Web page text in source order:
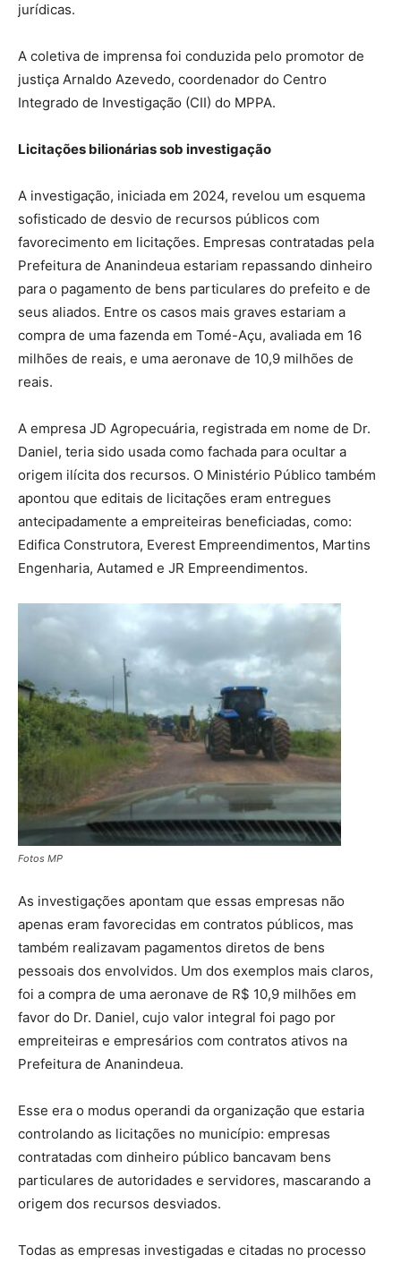
jurídicas.
A coletiva de imprensa foi conduzida pelo promotor de
justiça Arnaldo Azevedo, coordenador do Centro
Integrado de Investigação (CII) do MPPA.
Licitações bilionárias sob investigação
A investigação, iniciada em 2024, revelou um esquema
sofisticado de desvio de recursos públicos com
favorecimento em licitações. Empresas contratadas pela
Prefeitura de Ananindeua estariam repassando dinheiro
para o pagamento de bens particulares do prefeito e de
seus aliados. Entre os casos mais graves estariam a
compra de uma fazenda em Tomé-Açu, avaliada em 16
milhões de reais, e uma aeronave de 10,9 milhões de
reais.
A empresa JD Agropecuária, registrada em nome de Dr.
Daniel, teria sido usada como fachada para ocultar a
origem ilícita dos recursos. O Ministério Público também
apontou que editais de licitações eram entregues
antecipadamente a empreiteiras beneficiadas, como:
Edifica Construtora, Everest Empreendimentos, Martins
Engenharia, Autamed e JR Empreendimentos.
Fotos MP
As investigações apontam que essas empresas não
apenas eram favorecidas em contratos públicos, mas
também realizavam pagamentos diretos de bens
pessoais dos envolvidos. Um dos exemplos mais claros,
foi a compra de uma aeronave de R$ 10,9 milhões em
favor do Dr. Daniel, cujo valor integral foi pago por
empreiteiras e empresários com contratos ativos na
Prefeitura de Ananindeua.
Esse era o modus operandi da organização que estaria
controlando as licitações no município: empresas
contratadas com dinheiro público bancavam bens
particulares de autoridades e servidores, mascarando a
origem dos recursos desviados.
Todas as empresas investigadas e citadas no processo